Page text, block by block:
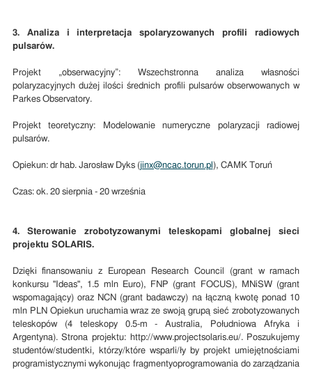
3. Analiza i interpretacja spolaryzowanych profili radiowych
pulsarów.
Projekt „obserwacyjny”: Wszechstronna analiza własności
polaryzacyjnych dużej ilości średnich profili pulsarów obserwowanych w
Parkes Observatory.
Projekt teoretyczny: Modelowanie numeryczne polaryzacji radiowej
pulsarów.
Opiekun: dr hab. Jarosław Dyks (jinx@ncac.torun.pl ), CAMK Toruń
Czas: ok. 20 sierpnia - 20 września
4. Sterowanie zrobotyzowanymi teleskopami globalnej sieci
projektu SOLARIS.
Dzięki finansowaniu z European Research Council (grant w ramach
konkursu "Ideas", 1.5 mln Euro), FNP (grant FOCUS), MNiSW (grant
wspomagający) oraz NCN (grant badawczy) na łączną kwotę ponad 10
mln PLN Opiekun uruchamia wraz ze swoją grupą sieć zrobotyzowanych
teleskopów (4 teleskopy 0.5-m - Australia, Południowa Afryka i
Argentyna). Strona projektu: http://www.projectsolaris.eu/. Poszukujemy
studentów/studentki, którzy/które wsparli/ły by projekt umiejętnościami
programistycznymi wykonując fragmentyoprogramowania do zarządzania